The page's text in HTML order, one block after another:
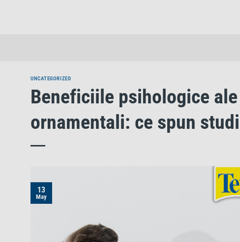
UNCATEGORIZED
Beneficiile psihologice
ornamentali: ce spun
13
May